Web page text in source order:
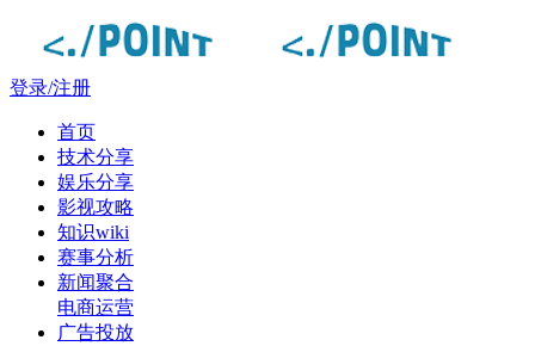
登录/注册
首页
技术分享
娱乐分享
影视攻略
知识wiki
赛事分析
新闻聚合
电商运营
广告投放